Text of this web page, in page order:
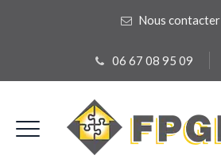
Nous contacter
06 67 08 95 09